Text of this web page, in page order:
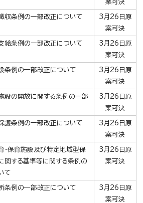
案可決
収条例の一部改正について
3月26日原
案可決
給条例の一部改正について
3月26日原
案可決
条例の一部改正について
3月26日原
案可決
設の開放に関する条例の一部
3月26日原
案可決
護条例の一部改正について
3月26日原
案可決
・保育施設及び特定地域型保
関する基準等に関する条例の
て
3月26日原
案可決
条例の一部改正について
3月26日原
案可決